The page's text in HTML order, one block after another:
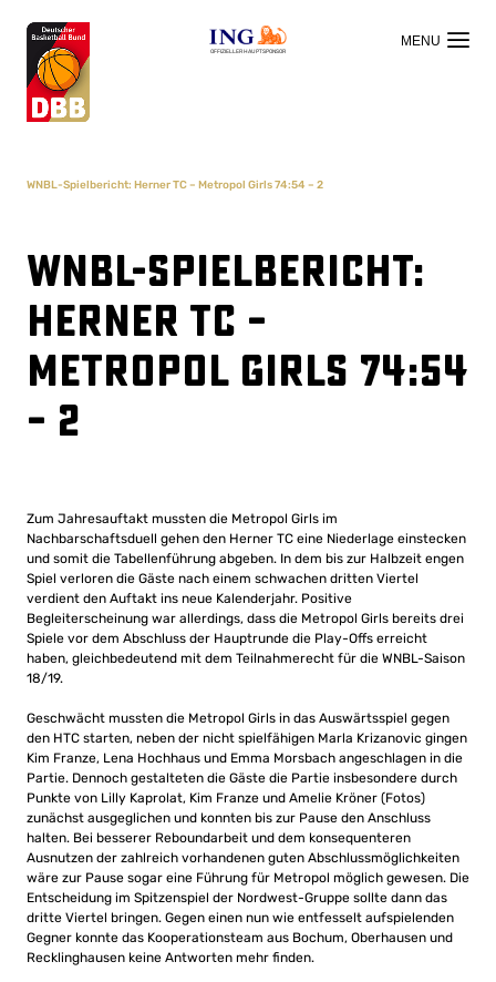
OFFIZIELLER HAUPTSPONSOR
WNBL-Spielbericht: Herner TC – Metropol Girls 74:54 – 2
WNBL-Spielbericht:
Herner TC –
Metropol Girls 74:54
– 2
Zum Jahresauftakt mussten die Metropol Girls im
Nachbarschaftsduell gehen den Herner TC eine Niederlage einstecken
und somit die Tabellenführung abgeben. In dem bis zur Halbzeit engen
Spiel verloren die Gäste nach einem schwachen dritten Viertel
verdient den Auftakt ins neue Kalenderjahr. Positive
Begleiterscheinung war allerdings, dass die Metropol Girls bereits drei
Spiele vor dem Abschluss der Hauptrunde die Play-Offs erreicht
haben, gleichbedeutend mit dem Teilnahmerecht für die WNBL-Saison
18/19.
Geschwächt mussten die Metropol Girls in das Auswärtsspiel gegen
den HTC starten, neben der nicht spielfähigen Marla Krizanovic gingen
Kim Franze, Lena Hochhaus und Emma Morsbach angeschlagen in die
Partie. Dennoch gestalteten die Gäste die Partie insbesondere durch
Punkte von Lilly Kaprolat, Kim Franze und Amelie Kröner (Fotos)
zunächst ausgeglichen und konnten bis zur Pause den Anschluss
halten. Bei besserer Reboundarbeit und dem konsequenteren
Ausnutzen der zahlreich vorhandenen guten Abschlussmöglichkeiten
wäre zur Pause sogar eine Führung für Metropol möglich gewesen. Die
Entscheidung im Spitzenspiel der Nordwest-Gruppe sollte dann das
dritte Viertel bringen. Gegen einen nun wie entfesselt aufspielenden
Gegner konnte das Kooperationsteam aus Bochum, Oberhausen und
Recklinghausen keine Antworten mehr finden.